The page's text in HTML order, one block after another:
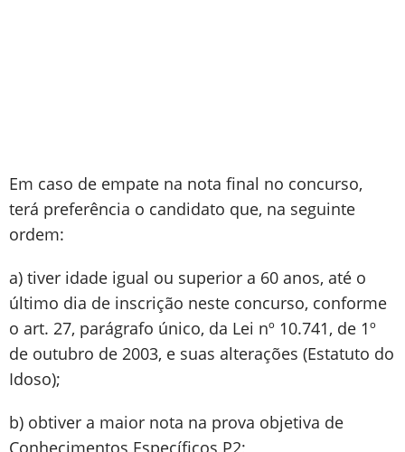
Em caso de empate na nota final no concurso,
terá preferência o candidato que, na seguinte
ordem:
a) tiver idade igual ou superior a 60 anos, até o
último dia de inscrição neste concurso, conforme
o art. 27, parágrafo único, da Lei nº 10.741, de 1º
de outubro de 2003, e suas alterações (Estatuto do
Idoso);
b) obtiver a maior nota na prova objetiva de
Conhecimentos Específicos P2;